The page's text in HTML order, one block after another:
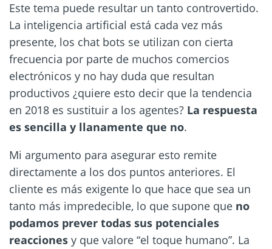
Este tema puede resultar un tanto controvertido.
La inteligencia artificial está cada vez más
presente, los chat bots se utilizan con cierta
frecuencia por parte de muchos comercios
electrónicos y no hay duda que resultan
productivos ¿quiere esto decir que la tendencia
en 2018 es sustituir a los agentes? La respuesta
es sencilla y llanamente que no.
Mi argumento para asegurar esto remite
directamente a los dos puntos anteriores. El
cliente es más exigente lo que hace que sea un
tanto más impredecible, lo que supone que no
podamos prever todas sus potenciales
reacciones y que valore “el toque humano”. La